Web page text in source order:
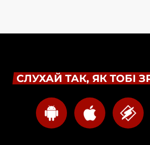
СЛУХАЙ ТАК, ЯК ТОБІ